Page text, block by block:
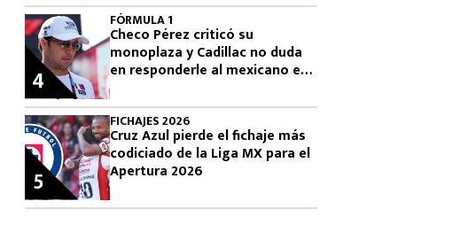
FÓRMULA 1
Checo Pérez criticó su
monoplaza y Cadillac no duda
en responderle al mexicano en
4
FICHAJES 2026
Cruz Azul pierde el fichaje más
codiciado de la Liga MX para el
Apertura 2026
5